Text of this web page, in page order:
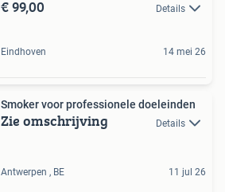
€ 99,00 Details
Eindhoven 14 mei 26
Smoker voor professionele doeleinden
Zie omschrijving Details
Antwerpen , BE 11 jul 26